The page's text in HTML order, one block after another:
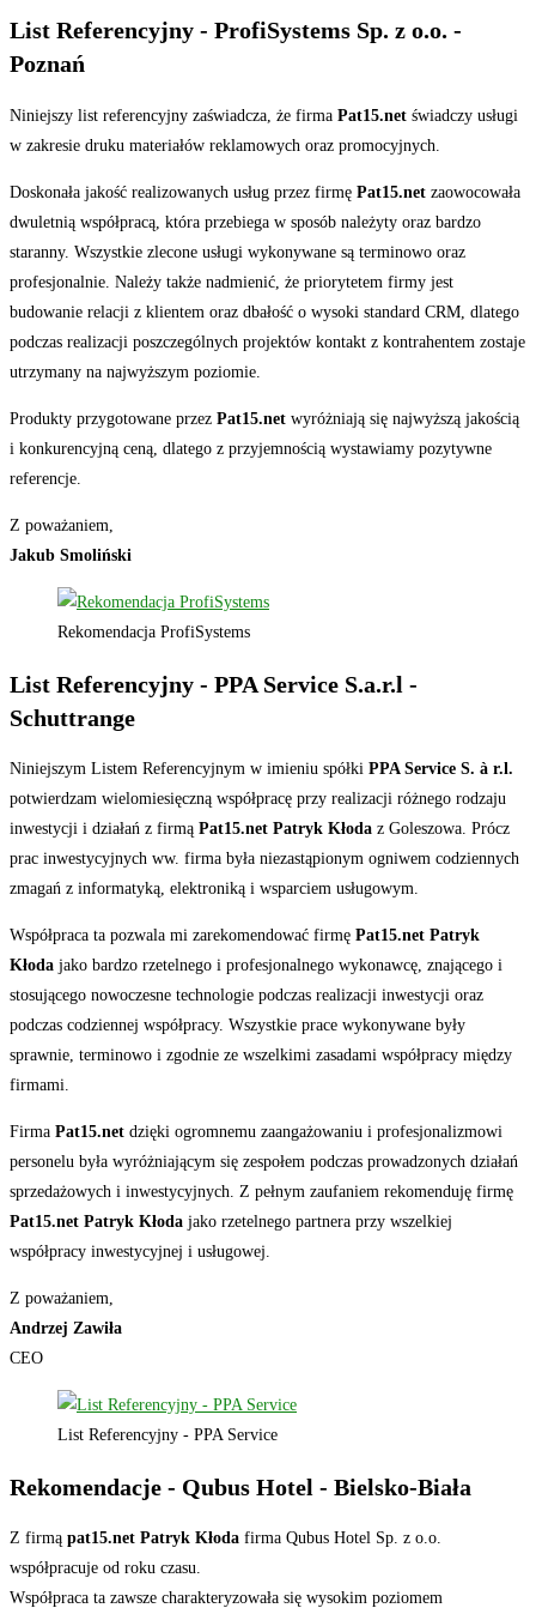
List Referencyjny - ProfiSystems Sp. z o.o. -
Poznań
Niniejszy list referencyjny zaświadcza, że firma Pat15.net świadczy usługi
w zakresie druku materiałów reklamowych oraz promocyjnych.
Doskonała jakość realizowanych usług przez firmę Pat15.net zaowocowała
dwuletnią współpracą, która przebiega w sposób należyty oraz bardzo
staranny. Wszystkie zlecone usługi wykonywane są terminowo oraz
profesjonalnie. Należy także nadmienić, że priorytetem firmy jest
budowanie relacji z klientem oraz dbałość o wysoki standard CRM, dlatego
podczas realizacji poszczególnych projektów kontakt z kontrahentem zostaje
utrzymany na najwyższym poziomie.
Produkty przygotowane przez Pat15.net wyróżniają się najwyższą jakością
i konkurencyjną ceną, dlatego z przyjemnością wystawiamy pozytywne
referencje.
Z poważaniem,
Jakub Smoliński
Rekomendacja ProfiSystems
List Referencyjny - PPA Service S.a.r.l -
Schuttrange
Niniejszym Listem Referencyjnym w imieniu spółki PPA Service S. à r.l.
potwierdzam wielomiesięczną współpracę przy realizacji różnego rodzaju
inwestycji i działań z firmą Pat15.net Patryk Kłoda z Goleszowa. Prócz
prac inwestycyjnych ww. firma była niezastąpionym ogniwem codziennych
zmagań z informatyką, elektroniką i wsparciem usługowym.
Współpraca ta pozwala mi zarekomendować firmę Pat15.net Patryk
Kłoda jako bardzo rzetelnego i profesjonalnego wykonawcę, znającego i
stosującego nowoczesne technologie podczas realizacji inwestycji oraz
podczas codziennej współpracy. Wszystkie prace wykonywane były
sprawnie, terminowo i zgodnie ze wszelkimi zasadami współpracy między
firmami.
Firma Pat15.net dzięki ogromnemu zaangażowaniu i profesjonalizmowi
personelu była wyróżniającym się zespołem podczas prowadzonych działań
sprzedażowych i inwestycyjnych. Z pełnym zaufaniem rekomenduję firmę
Pat15.net Patryk Kłoda jako rzetelnego partnera przy wszelkiej
współpracy inwestycyjnej i usługowej.
Z poważaniem,
Andrzej Zawiła
CEO
List Referencyjny - PPA Service
Rekomendacje - Qubus Hotel - Bielsko-Biała
Z firmą pat15.net Patryk Kłoda firma Qubus Hotel Sp. z o.o.
współpracuje od roku czasu.
Współpraca ta zawsze charakteryzowała się wysokim poziomem